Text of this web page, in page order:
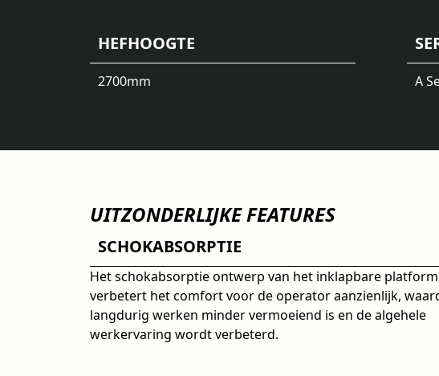
HEFHOOGTE
2700mm A
UITZONDERLIJKE FEATURES
SCHOKABSORPTIE
Het schokabsorptie ontwerp van het inklapbare platform
verbetert het comfort voor de operator aanzienlijk,
langdurig werken minder vermoeiend is en de algehele
werkervaring wordt verbeterd.